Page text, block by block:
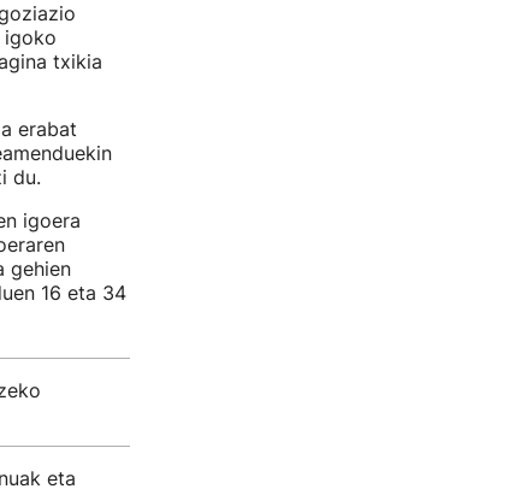
igoko
txikia
erabat
du.
igoera
gehien
16 eta 34
eta